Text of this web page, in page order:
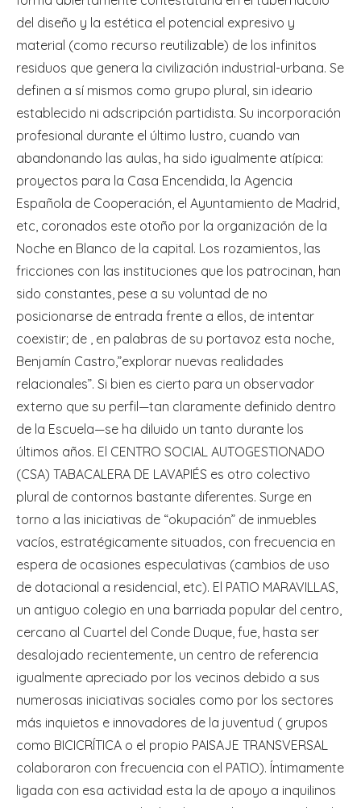
del diseño y la estética el potencial expresivo y
material (como recurso reutilizable) de los infinitos
residuos que genera la civilización industrial-urbana. Se
definen a sí mismos como grupo plural, sin ideario
establecido ni adscripción partidista. Su incorporación
profesional durante el último lustro, cuando van
abandonando las aulas, ha sido igualmente atípica:
proyectos para la Casa Encendida, la Agencia
Española de Cooperación, el Ayuntamiento de Madrid,
etc, coronados este otoño por la organización de la
Noche en Blanco de la capital. Los rozamientos, las
fricciones con las instituciones que los patrocinan, han
sido constantes, pese a su voluntad de no
posicionarse de entrada frente a ellos, de intentar
coexistir; de , en palabras de su portavoz esta noche,
Benjamín Castro,”explorar nuevas realidades
relacionales”. Si bien es cierto para un observador
externo que su perfil—tan claramente definido dentro
de la Escuela—se ha diluido un tanto durante los
últimos años. El CENTRO SOCIAL AUTOGESTIONADO
(CSA) TABACALERA DE LAVAPIÉS es otro colectivo
plural de contornos bastante diferentes. Surge en
torno a las iniciativas de “okupación” de inmuebles
vacíos, estratégicamente situados, con frecuencia en
espera de ocasiones especulativas (cambios de uso
de dotacional a residencial, etc). El PATIO MARAVILLAS,
un antiguo colegio en una barriada popular del centro,
cercano al Cuartel del Conde Duque, fue, hasta ser
desalojado recientemente, un centro de referencia
igualmente apreciado por los vecinos debido a sus
numerosas iniciativas sociales como por los sectores
más inquietos e innovadores de la juventud ( grupos
como BICICRÍTICA o el propio PAISAJE TRANSVERSAL
colaboraron con frecuencia con el PATIO). Íntimamente
ligada con esa actividad esta la de apoyo a inquilinos